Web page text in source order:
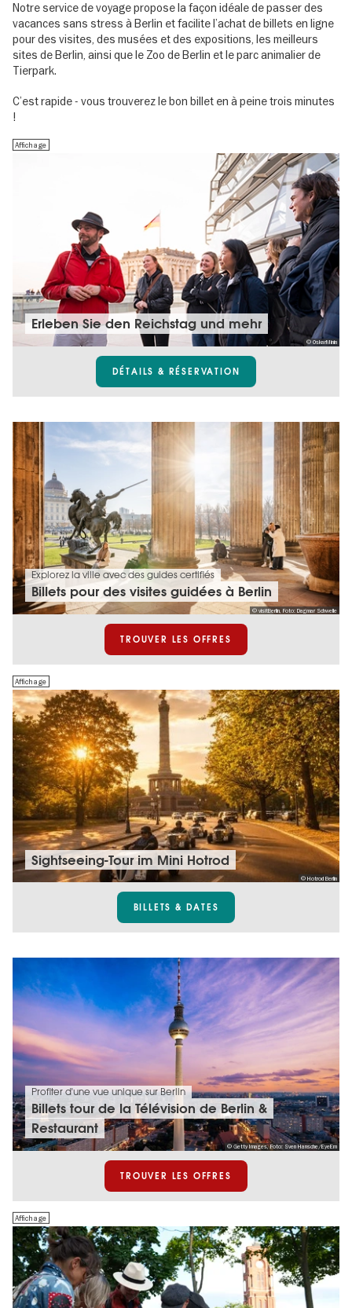
Notre service de voyage propose la façon idéale de passer des
vacances sans stress à Berlin et facilite l’achat de billets en ligne
pour des visites, des musées et des expositions, les meilleurs
sites de Berlin, ainsi que le Zoo de Berlin et le parc animalier de
Tierpark.
C’est rapide - vous trouverez le bon billet en à peine trois minutes
!
Affichage
© OskarMinin
Erleben Sie den Reichstag und mehr
DÉTAILS & RÉSERVATION
© visitBerlin, Foto: Dagmar Schwelle
Explorez la ville avec des guides certifiés
Billets pour des visites guidées à Berlin
TROUVER LES OFFRES
Affichage
© Hotrod Berlin
Sightseeing-Tour im Mini Hotrod
BILLETS & DATES
© Getty Images, Foto: Sven Hansche/EyeEm
Profiter d'une vue unique sur Berlin
Billets tour de la Télévision de Berlin &
Restaurant
TROUVER LES OFFRES
Affichage